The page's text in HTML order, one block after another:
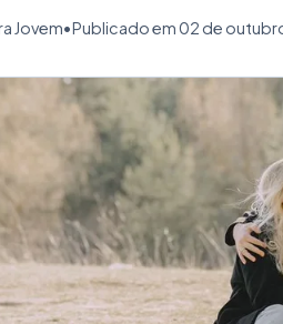
Jovem•Publicado em 02 de